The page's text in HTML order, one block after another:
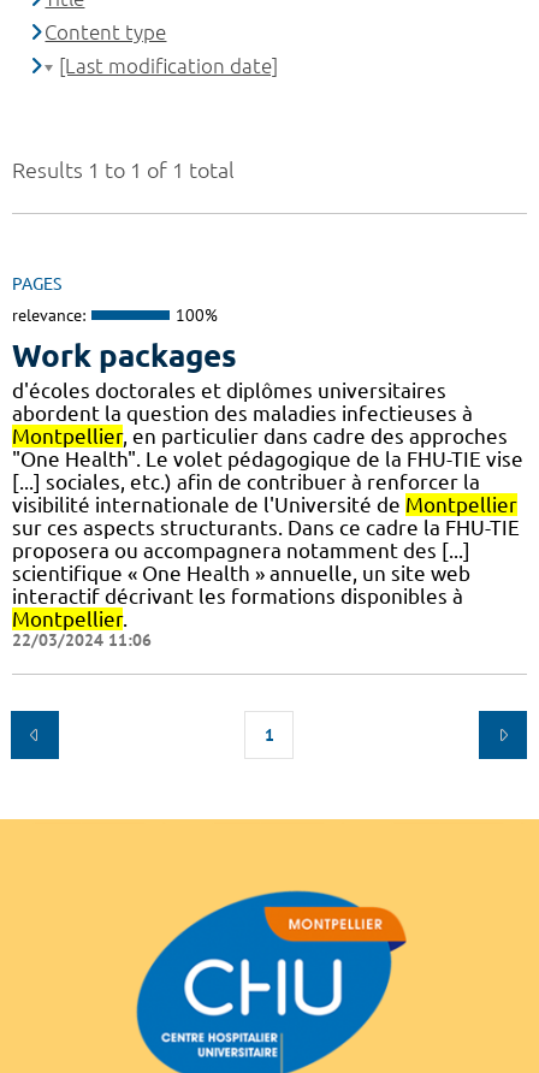
Results 1 to 1 of 1 total
PAGES
relevance: 100%
Work packages
d'écoles doctorales et diplômes universitaires
abordent la question des maladies infectieuses à
Montpellier, en particulier dans cadre des approches
"One Health". Le volet pédagogique de la FHU-TIE vise
[...] sociales, etc.) afin de contribuer à renforcer la
visibilité internationale de l'Université de Montpellier
sur ces aspects structurants. Dans ce cadre la FHU-TIE
proposera ou accompagnera notamment des [...]
scientifique « One Health » annuelle, un site web
interactif décrivant les formations disponibles à
Montpellier.
22/03/2024 11:06
1
Content type
[Last modification date]